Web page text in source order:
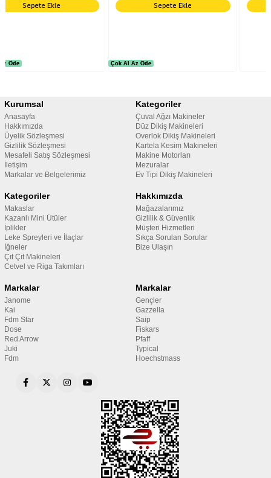
Sepete Ekle Sepete Ekle
Kurumsal
Anasayfa
Hakkımızda
Üyelik Sözleşmesi
Gizlilik Sözleşmesi
Mesafeli Satış Sözleşmesi
İletişim
Markalar ve Belgelerimiz
Kategoriler
Çuval Ağzı Makineler
Düz Dikiş Makineleri
Overlok Dikiş Makineleri
Kartela Kesim Makineleri
Makine Motorları
Mezuralar
Ev Tipi Dikiş Makineleri
Kategoriler
Makaslar
Kazanlı Mini Ütüler
İplikler
Leke Spreyleri ve İlaçlar
İğneler
Çıt Çıt Makineleri
Cetvel ve Riga Takımları
Hakkımızda
Mağazalarımız
Gizlilik & Güvenlik
Müşteri Hizmetleri
Sıkça Sorulan Sorular
Bize Ulaşın
Markalar
Janome
Kai
Fdm Star
Dose
Red Arrow
Juki
Fdm
Markalar
Gençler
Gazzella
Saip
Fiskars
Pfaff
Typical
Hoechstmass